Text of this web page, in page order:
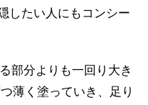
したい人にもコンシー
部分よりも一回り大き
薄く塗っていき、足り